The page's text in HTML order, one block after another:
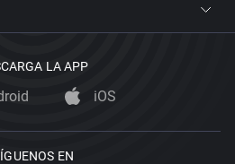
LA APP
iOS
EN